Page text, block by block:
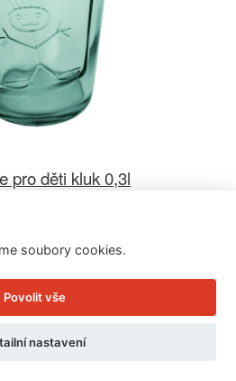
pro děti kluk 0,3l
109 Kč
do: 11.8.
Detail
soubory cookies.
Povolit vše
nastavení